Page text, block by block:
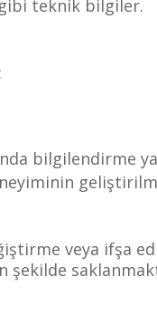
teknik bilgiler.
bilgilendirme
veya ifşa